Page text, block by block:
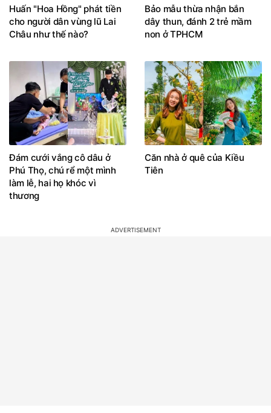
Huấn "Hoa Hồng" phát tiền
cho người dân vùng lũ Lai
Châu như thế nào?
Bảo mẫu thừa nhận bắn
dây thun, đánh 2 trẻ mầm
non ở TPHCM
Đám cưới vắng cô dâu ở
Phú Thọ, chú rể một mình
làm lễ, hai họ khóc vì
thương
Căn nhà ở quê của Kiều
Tiên